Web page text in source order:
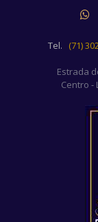
Tel. (71)
Estrada
Centro -